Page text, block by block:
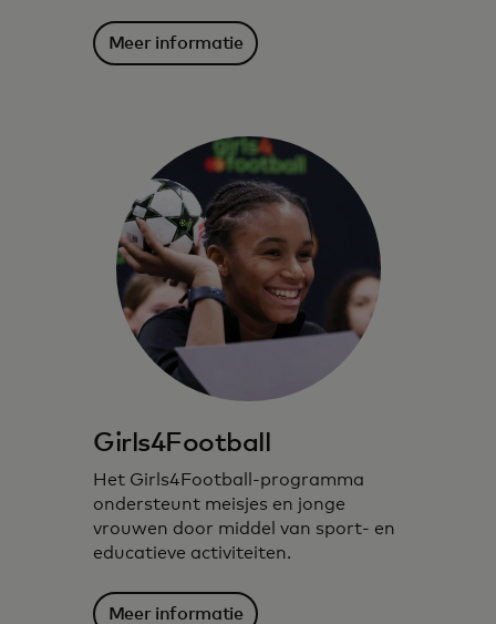
Meer informatie
Girls4Football
Het Girls4Football-programma
ondersteunt meisjes en jonge
vrouwen door middel van sport- en
educatieve activiteiten.
Meer informatie